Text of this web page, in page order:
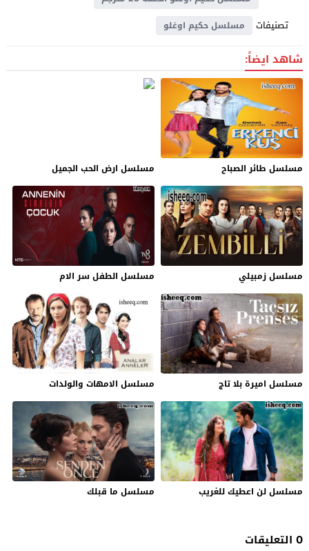
تصنيفات مسلسل حكيم اوغلو
شاهد ايضاً:
مسلسل طائر الصباح مسلسل ارض الحب الجميل
مسلسل زمبيلي مسلسل الطفل سر الام
مسلسل اميرة بلا تاج مسلسل الامهات والولدات
مسلسل لن اعطيك للغريب مسلسل ما قبلك
0 التعليقات